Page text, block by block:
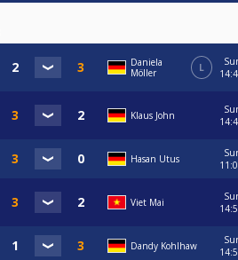
Daniela
Möller
L
Klaus John
Hasan Utus
Viet Mai
Dandy Kohlhaw